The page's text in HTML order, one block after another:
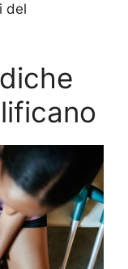
del